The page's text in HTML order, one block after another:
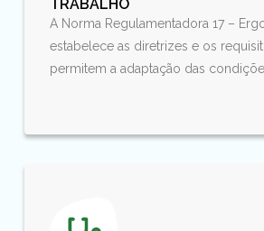
TRABALHO
A Norma Regulamentadora 17 –
estabelece as diretrizes e os
permitem a adaptação das